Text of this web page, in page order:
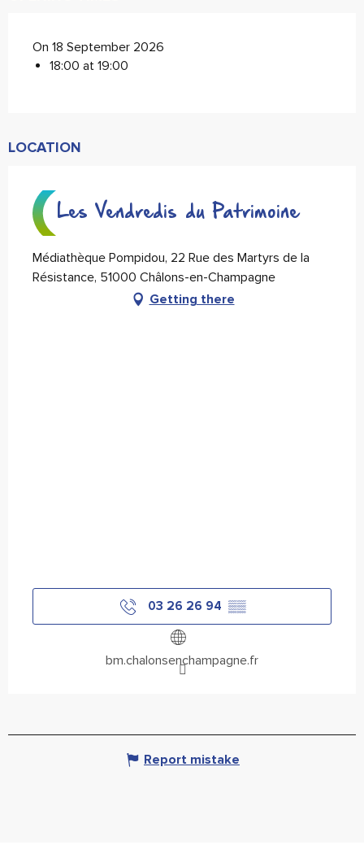
On 18 September 2026
18:00 at 19:00
LOCATION
Les Vendredis du Patrimoine
Médiathèque Pompidou, 22 Rue des Martyrs de la
Résistance, 51000 Châlons-en-Champagne
Getting there
03 26 26 94 ▒▒
bm.chalonsenchampagne.fr
Report mistake